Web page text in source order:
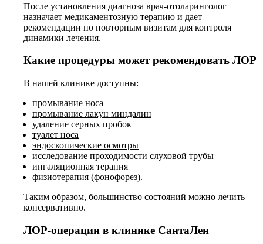
После установления диагноза врач-отоларинголог
назначает медикаментозную терапию и дает
рекомендации по повторным визитам для контроля
динамики лечения.
Какие процедуры может рекомендовать ЛОР
В нашей клинике доступны:
промывание носа
промывание лакун миндалин
удаление серных пробок
туалет носа
эндоскопические осмотры
исследование проходимости слуховой трубы
ингаляционная терапия
физиотерапия (фонофорез).
Таким образом, большинство состояний можно лечить
консервативно.
ЛОР-операции в клинике СантаЛен